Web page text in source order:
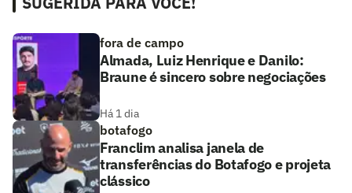
fora de campo
Almada, Luiz Henrique e Danilo:
Braune é sincero sobre negociações
Há 1 dia
botafogo
Franclim analisa janela de
transferências do Botafogo e projeta
clássico